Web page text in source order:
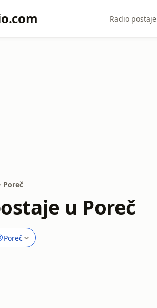
Radio postaje
Poreč
u Poreč
Poreč